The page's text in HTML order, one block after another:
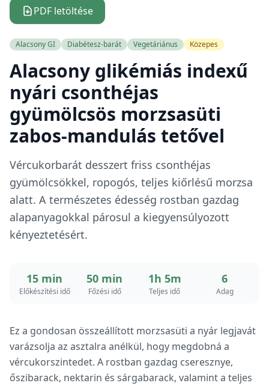
PDF letöltése
Alacsony GI Diabétesz-barát Vegetáriánus Közepes
Alacsony glikémiás indexű
nyári csonthéjas
gyümölcsös morzsasüti
zabos-mandulás tetővel
Vércukorbarát desszert friss csonthéjas
gyümölcsökkel, ropogós, teljes kiőrlésű morzsa
alatt. A természetes édesség rostban gazdag
alapanyagokkal párosul a kiegyensúlyozott
kényeztetésért.
15 min
Előkészítési idő
50 min
Főzési idő
1h 5m
Teljes idő
6
Adag
Ez a gondosan összeállított morzsasüti a nyár legjavát
varázsolja az asztalra anélkül, hogy megdobná a
vércukorszintedet. A rostban gazdag cseresznye,
őszibarack, nektarin és sárgabarack, valamint a teljes